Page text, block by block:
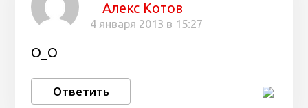
Алекс Котов
4 января 2013 в 15:27
О_О
Ответить